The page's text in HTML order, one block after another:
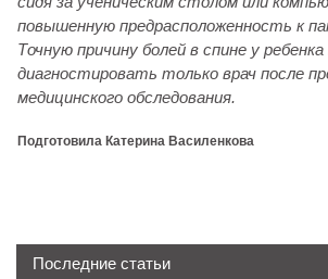
повышенную предрасположенность к
Точную причину болей в спине у
диагностировать только врач после
медицинского обследования.
Подготовила Катерина Василенкова
Последние статьи